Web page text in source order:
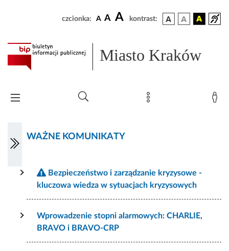
czcionka: A A A kontrast:
Miasto Kraków
WAŻNE KOMUNIKATY
Bezpieczeństwo i zarządzanie kryzysowe -
kluczowa wiedza w sytuacjach kryzysowych
Wprowadzenie stopni alarmowych: CHARLIE,
BRAVO i BRAVO-CRP